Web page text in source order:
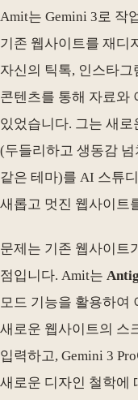
Amit는 Gemini 3로 작
기존 웹사이트를 재디
자신의 틱톡, 인스타
콘텐츠를 통해 자료와
있었습니다. 그는 새
(두들리하고 생동감
같은 테마)를 AI 스튜
새롭고 멋진 웹사이트
문제는 기존 웹사이트
점입니다. Amit는
모드 기능을 활용하여
새로운 웹사이트의 스
입력하고, Gemini 3
새로운 디자인 철학에